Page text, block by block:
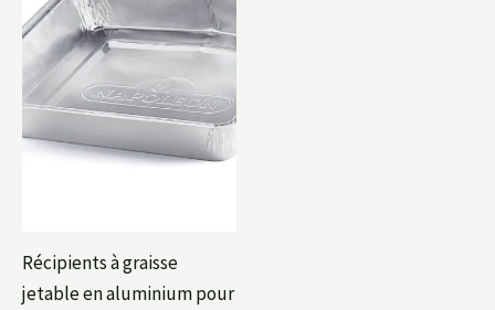
Récipients à graisse
jetable en aluminium pour